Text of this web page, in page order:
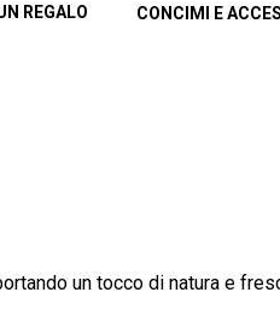
REGALO CONCIMI E
un tocco di natura e